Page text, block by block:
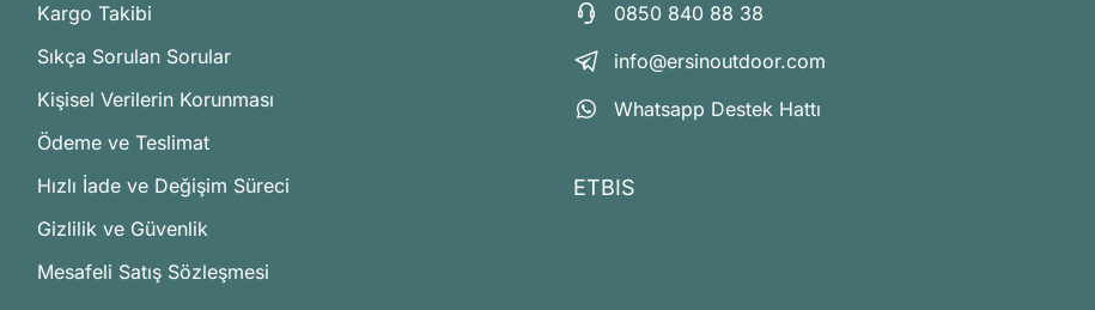
Kargo Takibi
Sıkça Sorulan Sorular
Kişisel Verilerin Korunması
Ödeme ve Teslimat
Hızlı İade ve Değişim Süreci
Gizlilik ve Güvenlik
Mesafeli Satış Sözleşmesi
0850 840 88 38
info@ersinoutdoor.com
Whatsapp Destek Hattı
ETBIS